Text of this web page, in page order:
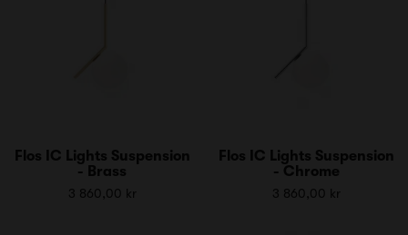
Flos IC Lights Suspension
- Brass
3 860,00 kr
Flos IC Lights Suspension
- Chrome
3 860,00 kr